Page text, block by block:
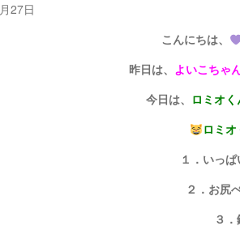
27日
こんにちは、
昨日は、 よいこちゃ
今日は、 ロミオく
ロミ
１．いっ
２．お尻
３